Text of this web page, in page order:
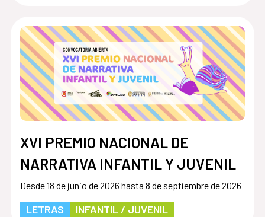
XVI PREMIO NACIONAL DE
NARRATIVA INFANTIL Y JUVENIL
Desde 18 de junio de 2026 hasta 8 de septiembre de 2026
LETRAS INFANTIL / JUVENIL